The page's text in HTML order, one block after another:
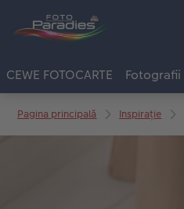
CEWE FOTOCARTE Fotografii
Pagina principală Inspirație